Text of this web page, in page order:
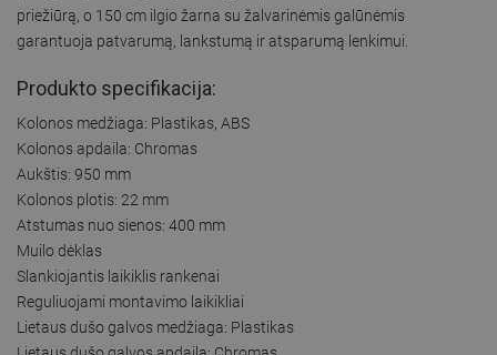
priežiūrą, o 150 cm ilgio žarna su žalvarinėmis galūnėmis
garantuoja patvarumą, lankstumą ir atsparumą lenkimui.
Produkto specifikacija:
Kolonos medžiaga: Plastikas, ABS
Kolonos apdaila: Chromas
Aukštis: 950 mm
Kolonos plotis: 22 mm
Atstumas nuo sienos: 400 mm
Muilo dėklas
Slankiojantis laikiklis rankenai
Reguliuojami montavimo laikikliai
Lietaus dušo galvos medžiaga: Plastikas